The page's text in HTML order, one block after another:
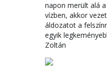
napon merült alá
vízben, akkor
áldozatot a
egyik
Zoltán